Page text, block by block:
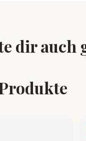
dir auch